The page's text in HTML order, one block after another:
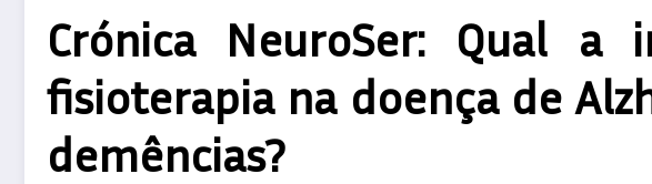
Crónica NeuroSer: Qual a
fisioterapia na doença de
demências?